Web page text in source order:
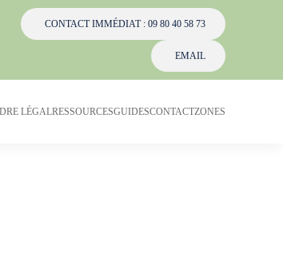
CONTACT IMMÉDIAT : 09 80 40 58 73
EMAIL
LÉGALRESSOURCESGUIDESCONTACTZONES